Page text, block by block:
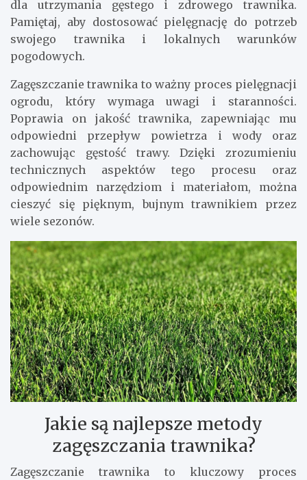
dla utrzymania gęstego i zdrowego trawnika.
Pamiętaj, aby dostosować pielęgnację do potrzeb
swojego trawnika i lokalnych warunków
pogodowych.
Zagęszczanie trawnika to ważny proces pielęgnacji
ogrodu, który wymaga uwagi i staranności.
Poprawia on jakość trawnika, zapewniając mu
odpowiedni przepływ powietrza i wody oraz
zachowując gęstość trawy. Dzięki zrozumieniu
technicznych aspektów tego procesu oraz
odpowiednim narzędziom i materiałom, można
cieszyć się pięknym, bujnym trawnikiem przez
wiele sezonów.
Jakie są najlepsze metody
zagęszczania trawnika?
Zagęszczanie trawnika to kluczowy proces